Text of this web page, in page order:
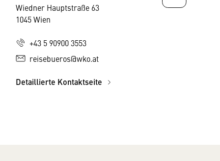
Wiedner Hauptstraße 63
1045 Wien
+43 5 90900 3553
reisebueros@wko.at
Detaillierte Kontaktseite